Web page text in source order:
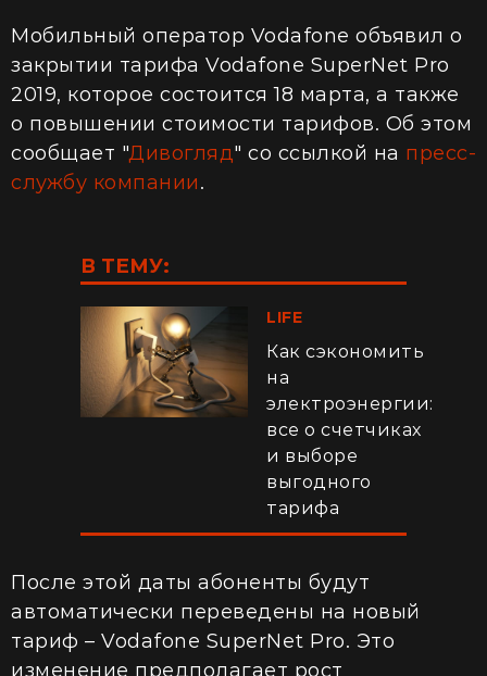
Мобильный оператор Vodafone объявил о
закрытии тарифа Vodafone SuperNet Pro
2019, которое состоится 18 марта, а также
о повышении стоимости тарифов. Об этом
сообщает "Дивогляд" со ссылкой на пресс-
службу компании.
В ТЕМУ:
LIFE
Как сэкономить
на
электроэнергии:
все о счетчиках
и выборе
выгодного
тарифа
После этой даты абоненты будут
автоматически переведены на новый
тариф – Vodafone SuperNet Pro. Это
изменение предполагает рост